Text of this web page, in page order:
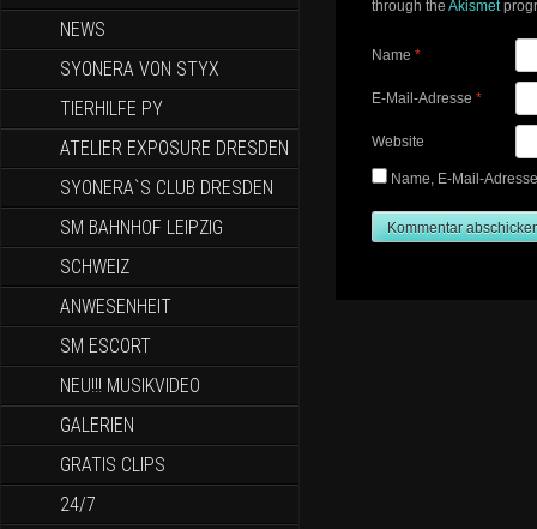
NEWS
SYONERA VON STYX
TIERHILFE PY
ATELIER EXPOSURE DRESDEN
SYONERA`S CLUB DRESDEN
SM BAHNHOF LEIPZIG
SCHWEIZ
ANWESENHEIT
SM ESCORT
NEU!!! MUSIKVIDEO
GALERIEN
GRATIS CLIPS
24/7
through the Akismet
Name *
E-Mail-Adresse *
Website
Name, E-Mail-